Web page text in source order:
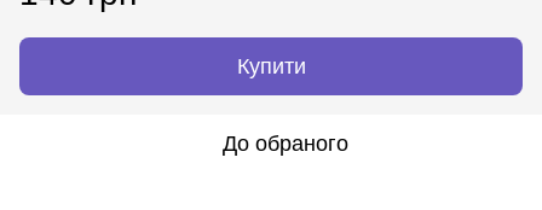
Купити
До обраного